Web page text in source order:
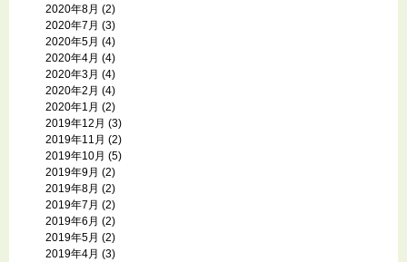
2020年8月 (2)
2020年7月 (3)
2020年5月 (4)
2020年4月 (4)
2020年3月 (4)
2020年2月 (4)
2020年1月 (2)
2019年12月 (3)
2019年11月 (2)
2019年10月 (5)
2019年9月 (2)
2019年8月 (2)
2019年7月 (2)
2019年6月 (2)
2019年5月 (2)
2019年4月 (3)